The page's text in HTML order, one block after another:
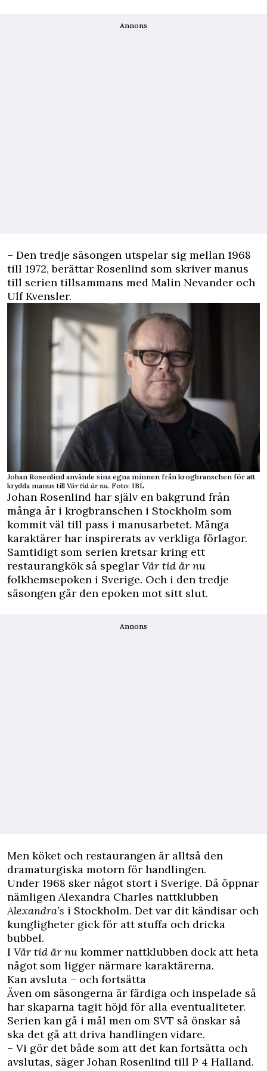
Annons
– Den tredje säsongen utspelar sig mellan 1968
till 1972, berättar Rosenlind som skriver manus
till serien tillsammans med Malin Nevander och
Ulf Kvensler.
Johan Rosenlind använde sina egna minnen från krogbranschen för att
krydda manus till Vår tid är nu. Foto: IBL
Johan Rosenlind har själv en bakgrund från
många år i krogbranschen i Stockholm som
kommit väl till pass i manusarbetet. Många
karaktärer har inspirerats av verkliga förlagor.
Samtidigt som serien kretsar kring ett
restaurangkök så speglar Vår tid är nu
folkhemsepoken i Sverige. Och i den tredje
säsongen går den epoken mot sitt slut.
Annons
Men köket och restaurangen är alltså den
dramaturgiska motorn för handlingen.
Under 1968 sker något stort i Sverige. Då öppnar
nämligen Alexandra Charles nattklubben
Alexandra’s i Stockholm. Det var dit kändisar och
kungligheter gick för att stuffa och dricka
bubbel.
I Vår tid är nu kommer nattklubben dock att heta
något som ligger närmare karaktärerna.
Kan avsluta – och fortsätta
Även om säsongerna är färdiga och inspelade så
har skaparna tagit höjd för alla eventualiteter.
Serien kan gå i mål men om SVT så önskar så
ska det gå att driva handlingen vidare.
– Vi gör det både som att det kan fortsätta och
avslutas, säger Johan Rosenlind till P 4 Halland.